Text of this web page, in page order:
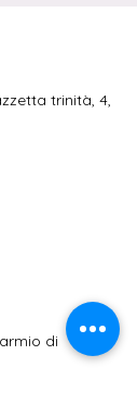
trinità, 4,
di